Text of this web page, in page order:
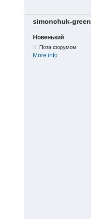
simonchuk-green
Новенький
Поза форумом
More info